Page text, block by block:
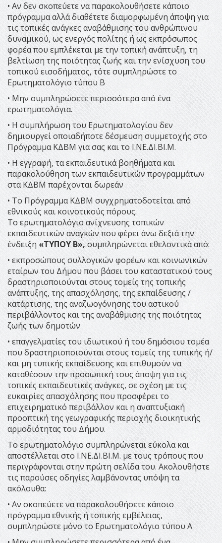
• Αν δεν σκοπεύετε να παρακολουθήσετε κάποιο
πρόγραμμα αλλά διαθέτετε διαμορφωμένη άποψη για
τις τοπικές ανάγκες αναβάθμισης του ανθρώπινου
δυναμικού, ως ενεργός πολίτης ή ως εκπρόσωπος
φορέα που εμπλέκεται με την τοπική ανάπτυξη, τη
βελτίωση της ποιότητας ζωής και την ενίσχυση του
τοπικού εισοδήματος, τότε συμπληρώστε το
Ερωτηματολόγιο τύπου Β
• Μην συμπληρώσετε περισσότερα από ένα
ερωτηματολόγια.
• Η συμπλήρωση του Ερωτηματολογίου δεν
δημιουργεί οποιαδήποτε δέσμευση συμμετοχής στο
Πρόγραμμα ΚΔΒΜ για σας και το Ι.ΝΕ.ΔΙ.ΒΙ.Μ.
• Η εγγραφή, τα εκπαιδευτικά βοηθήματα και
παρακολούθηση των εκπαιδευτικών προγραμμάτων
στα ΚΔΒΜ παρέχονται δωρεάν
• Το Πρόγραμμα ΚΔΒΜ συγχρηματοδοτείται από
εθνικούς και κοινοτικούς πόρους.
Το ερωτηματολόγιο ανίχνευσης τοπικών
εκπαιδευτικών αναγκών που φέρει άνω δεξιά την
ένδειξη «ΤΥΠΟΥ Β», συμπληρώνεται εθελοντικά από:
• εκπροσώπους συλλογικών φορέων και κοινωνικών
εταίρων του Δήμου που βάσει του καταστατικού τους
δραστηριοποιούνται στους τομείς της τοπικής
ανάπτυξης, της απασχόλησης, της εκπαίδευσης /
κατάρτισης, της αναζωογόνησης του αστικού
περιβάλλοντος και της αναβάθμισης της ποιότητας
ζωής των δημοτών
• επαγγελματίες του ιδιωτικού ή του δημόσιου τομέα
που δραστηριοποιούνται στους τομείς της τυπικής ή/
και μη τυπικής εκπαίδευσης και επιθυμούν να
καταθέσουν την προσωπική τους άποψη για τις
τοπικές εκπαιδευτικές ανάγκες, σε σχέση με τις
ευκαιρίες απασχόλησης που προσφέρει το
επιχειρηματικό περιβάλλον και η αναπτυξιακή
προοπτική της γεωγραφικής περιοχής διοικητικής
αρμοδιότητας του Δήμου.
Το ερωτηματολόγιο συμπληρώνεται εύκολα και
αποστέλλεται στο Ι.ΝΕ.ΔΙ.ΒΙ.Μ. με τους τρόπους που
περιγράφονται στην πρώτη σελίδα του. Ακολουθήστε
τις παρούσες οδηγίες λαμβάνοντας υπόψη τα
ακόλουθα:
• Αν σκοπεύετε να παρακολουθήσετε κάποιο
πρόγραμμα εθνικής ή τοπικής εμβέλειας,
συμπληρώστε μόνο το Ερωτηματολόγιο τύπου Α